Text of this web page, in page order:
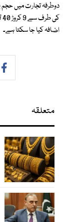
اضافہ کیا جا سکتا ہے۔
متعلقہ